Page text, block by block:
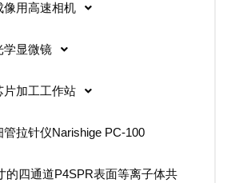
像用高速相机
学显微镜
片加工工作站
管拉针仪Narishige PC-100
的四通道P4SPR表面等离子体共